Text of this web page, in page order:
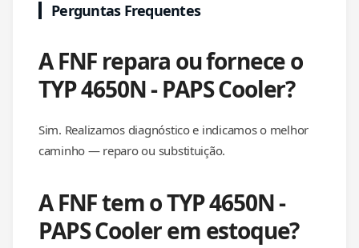
Perguntas Frequentes
A FNF repara ou fornece o
TYP 4650N - PAPS Cooler?
Sim. Realizamos diagnóstico e indicamos o melhor
caminho — reparo ou substituição.
A FNF tem o TYP 4650N -
PAPS Cooler em estoque?